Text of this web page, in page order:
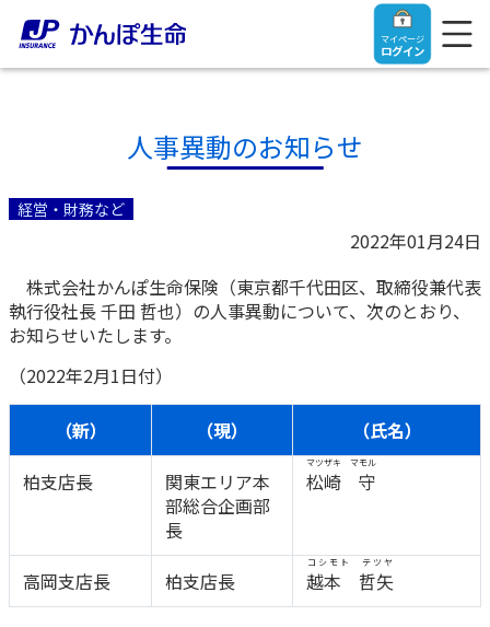
マイページ
ログイン
トップ
ご契約者さま
マイページログイン
入院保険金・手術保険金のご請求
お手続き一覧
保険をご検討中のお客さま
定期保険
法人のお客さま
【まずはご相談ください】企業経営でお悩みの方はこ
ちら
法人のお客さま向け商品一覧
目的から探す
お役立ち情報
かんぽのLifeサポートナビ
かんぽ生命について
かんぽ生命について
よくあるご質問
人事異動のお知らせ
経営・財務など
2022年01月24日
株式会社かんぽ生命保険（東京都千代田区、取締役兼代表
執行役社長 千田 哲也）の人事異動について、次のとおり、
お知らせいたします。
（2022年2月1日付）
（新） （現）
（氏名）
柏支店長
関東エリア本
部総合企画部
長
松崎 守
マツザキ マモル
高岡支店長 柏支店長 越本 哲矢
コシモト テツヤ